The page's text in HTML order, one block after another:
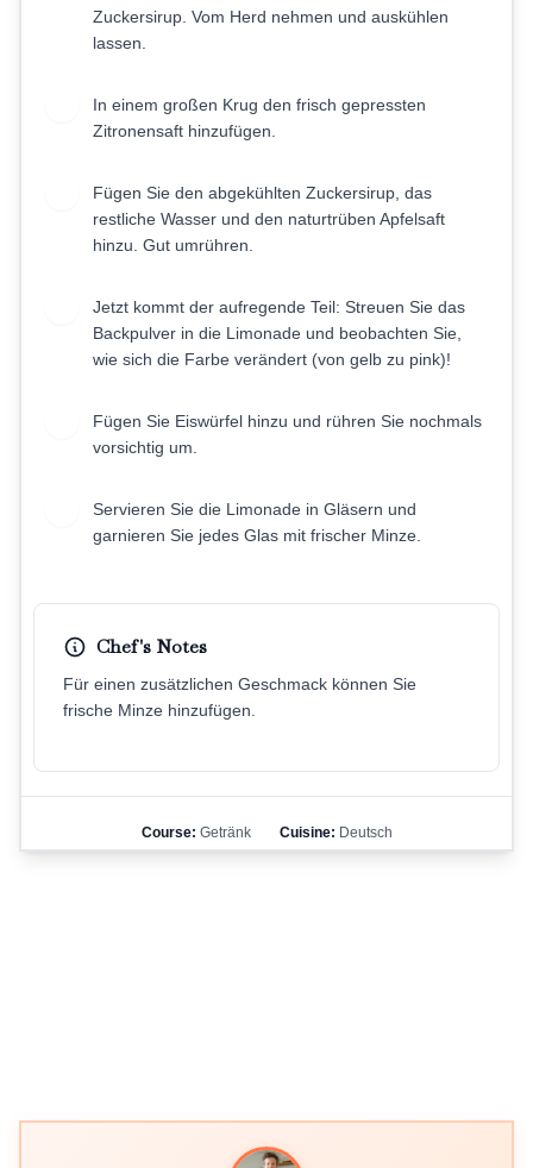
Zuckersirup. Vom Herd nehmen und auskühlen
lassen.
In einem großen Krug den frisch gepressten
Zitronensaft hinzufügen.
Fügen Sie den abgekühlten Zuckersirup, das
restliche Wasser und den naturtrüben Apfelsaft
hinzu. Gut umrühren.
Jetzt kommt der aufregende Teil: Streuen Sie das
Backpulver in die Limonade und beobachten Sie,
wie sich die Farbe verändert (von gelb zu pink)!
Fügen Sie Eiswürfel hinzu und rühren Sie nochmals
vorsichtig um.
Servieren Sie die Limonade in Gläsern und
garnieren Sie jedes Glas mit frischer Minze.
Chef's Notes
Für einen zusätzlichen Geschmack können Sie
frische Minze hinzufügen.
Course: Getränk Cuisine: Deutsch